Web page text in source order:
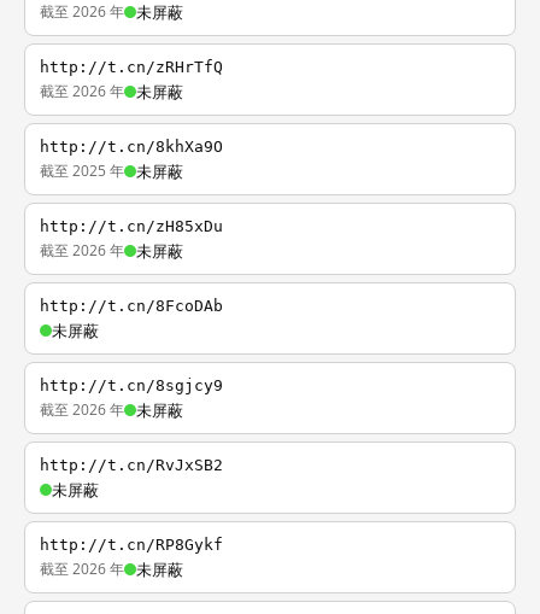
截至 2026 年 未屏蔽
http://t.cn/zRHrTfQ
截至 2026 年 未屏蔽
http://t.cn/8khXa9O
截至 2025 年 未屏蔽
http://t.cn/zH85xDu
截至 2026 年 未屏蔽
http://t.cn/8FcoDAb
未屏蔽
http://t.cn/8sgjcy9
截至 2026 年 未屏蔽
http://t.cn/RvJxSB2
未屏蔽
http://t.cn/RP8Gykf
截至 2026 年 未屏蔽